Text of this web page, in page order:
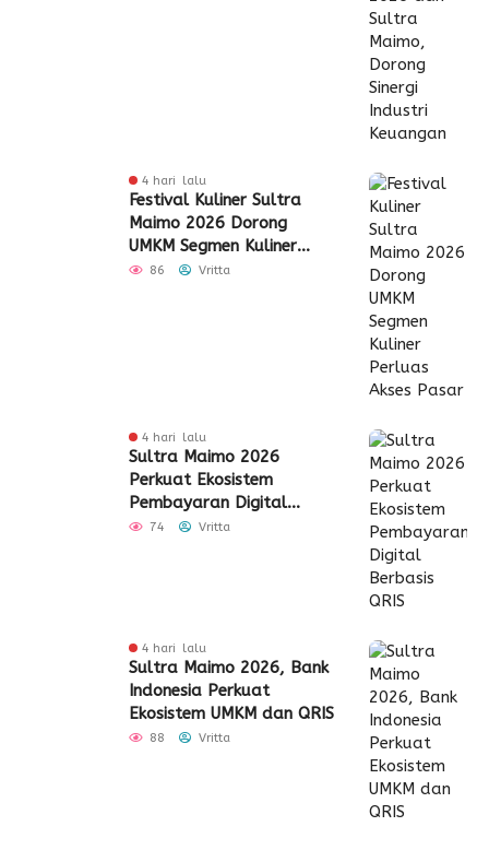
4 hari lalu
Festival Kuliner Sultra
Maimo 2026 Dorong
UMKM Segmen Kuliner
Perluas Akses Pasar
86 Vritta
4 hari lalu
Sultra Maimo 2026
Perkuat Ekosistem
Pembayaran Digital
Berbasis QRIS
74 Vritta
4 hari lalu
Sultra Maimo 2026, Bank
Indonesia Perkuat
Ekosistem UMKM dan QRIS
88 Vritta